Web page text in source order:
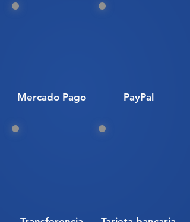
POLIETILENO MODELO "C3"//
NATURAL CON TAPA DE
Mercado Pago PayPal